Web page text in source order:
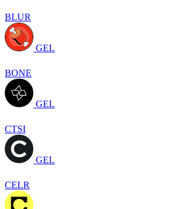
BLUR
GEL
BONE
GEL
CTSI
GEL
CELR